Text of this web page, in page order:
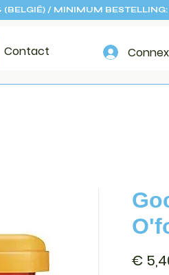
Contact
(BELGIË) / MINIMUM
€